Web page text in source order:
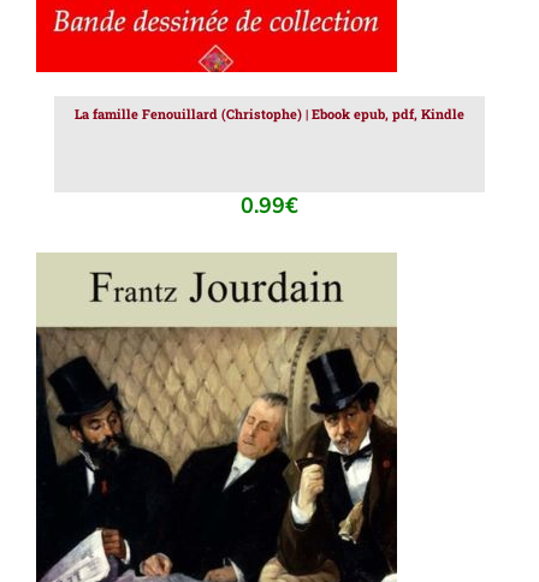
La famille Fenouillard (Christophe) | Ebook epub, pdf, Kindle
0.99€
AJOUTER AU PANIER DÉTAILS